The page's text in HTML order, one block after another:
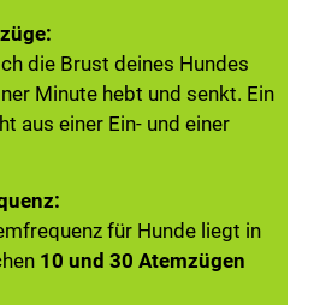
die Brust deines Hundes
Minute hebt und senkt. Ein
aus einer Ein- und einer
für Hunde liegt in
10 und 30 Atemzügen